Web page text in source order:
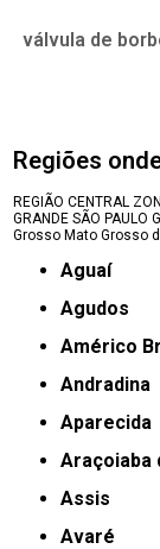
válvula de
Regiões
REGIÃO CENTRAL
GRANDE SÃO PAULO
Grosso Mato Grosso
Aguaí
Agudos
Américo
Andradina
Aparecida
Assis
Avaré